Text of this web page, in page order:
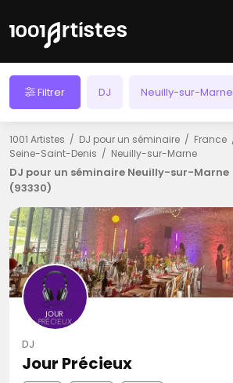
Filtrer DJ Neuilly-sur-Marne
1001 Artistes DJ pour un séminaire France
Seine-Saint-Denis
Neuilly-sur-Marne
DJ pour un séminaire Neuilly-sur-Marne
(93330)
DJ
Jour Précieux